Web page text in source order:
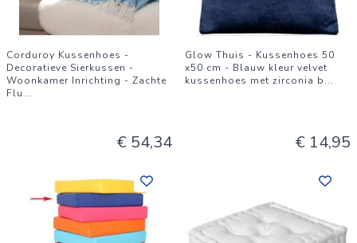
Corduroy Kussenhoes -
Decoratieve Sierkussen -
Woonkamer Inrichting - Zachte
Flu...
€ 54,34
Glow Thuis - Kussenhoes 50
x50 cm - Blauw kleur velvet
kussenhoes met zirconia b...
€ 14,95